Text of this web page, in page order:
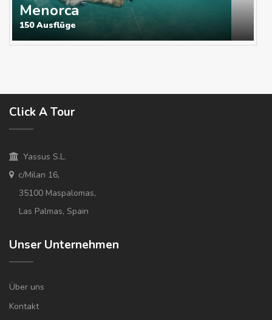
Menorca
150 Ausflüge
Click A Tour
Yassus S.L.
c/Milan 16,
35100 Maspalomas,
Las Palmas, Spain
Unser Unternehmen
Über uns
Kontakt